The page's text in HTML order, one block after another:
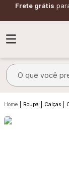
Frete grátis
O que você
Roupa Calças